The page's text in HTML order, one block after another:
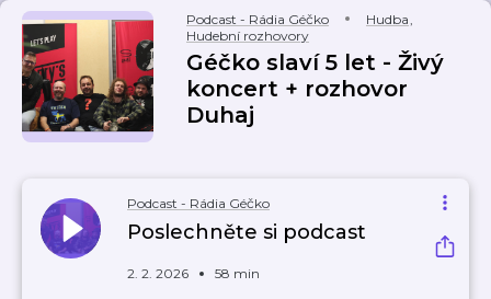
Podcast - Rádia Géčko Hudba,
Hudební rozhovory
Géčko slaví 5 let - Živý
koncert + rozhovor
Duhaj
Podcast - Rádia Géčko
Poslechněte si podcast
2. 2. 2026 58 min